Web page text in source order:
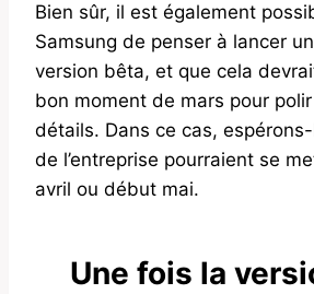
Bien sûr, il est également
Samsung de penser à lancer
version bêta, et que cela
bon moment de mars pour
détails. Dans ce cas,
de l’entreprise pourraient se
avril ou début mai.
Une fois la